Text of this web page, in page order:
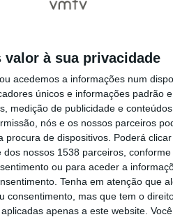
valor à sua privacidade
acedemos a informações num
únicos e informações padrão
medição de publicidade e
nós e os nossos parceiros
de dispositivos. Poderá
nossos 1538 parceiros,
ou para aceder a
Tenha em atenção que
consentimento, mas que tem o
apenas a este website.